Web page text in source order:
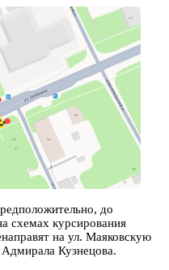
до
схемах курсирования
на ул. Маяковскую
Адмирала Кузнецова.